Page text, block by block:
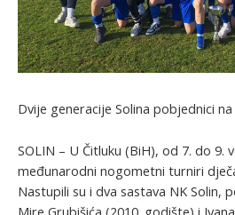
Dvije generacije Solina pobjednici
SOLIN – U Čitluku (BiH), od 7. do 9.
međunarodni nogometni turniri
Nastupili su i dva sastava NK Solin,
Mire Grubišića (2010. godište) i